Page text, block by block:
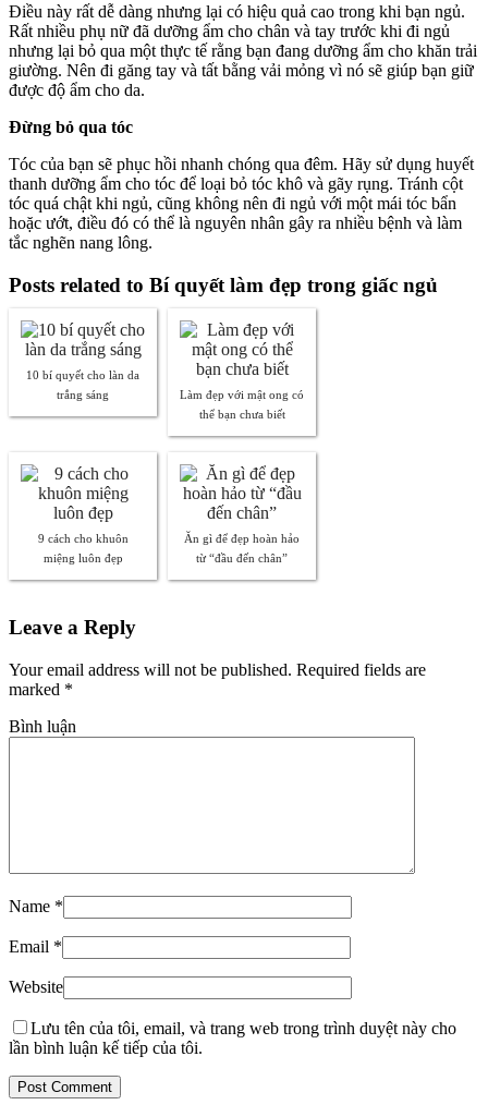
Điều này rất dễ dàng nhưng lại có hiệu quả cao trong khi bạn ngủ.
Rất nhiều phụ nữ đã dưỡng ẩm cho chân và tay trước khi đi ngủ
nhưng lại bỏ qua một thực tế rằng bạn đang dưỡng ẩm cho khăn trải
giường. Nên đi găng tay và tất bằng vải mỏng vì nó sẽ giúp bạn giữ
được độ ẩm cho da.
Đừng bỏ qua tóc
Tóc của bạn sẽ phục hồi nhanh chóng qua đêm. Hãy sử dụng huyết
thanh dưỡng ẩm cho tóc để loại bỏ tóc khô và gãy rụng. Tránh cột
tóc quá chật khi ngủ, cũng không nên đi ngủ với một mái tóc bẩn
hoặc ướt, điều đó có thể là nguyên nhân gây ra nhiều bệnh và làm
tắc nghẽn nang lông.
Posts related to Bí quyết làm đẹp trong giấc ngủ
10 bí quyết cho làn da
trắng sáng
Làm đẹp với mật ong có
thể bạn chưa biết
9 cách cho khuôn
miệng luôn đẹp
Ăn gì để đẹp hoàn hảo
từ “đầu đến chân”
Leave a Reply
Your email address will not be published. Required fields are
marked *
Bình luận
Name *
Email *
Website
Lưu tên của tôi, email, và trang web trong trình duyệt này cho
lần bình luận kế tiếp của tôi.